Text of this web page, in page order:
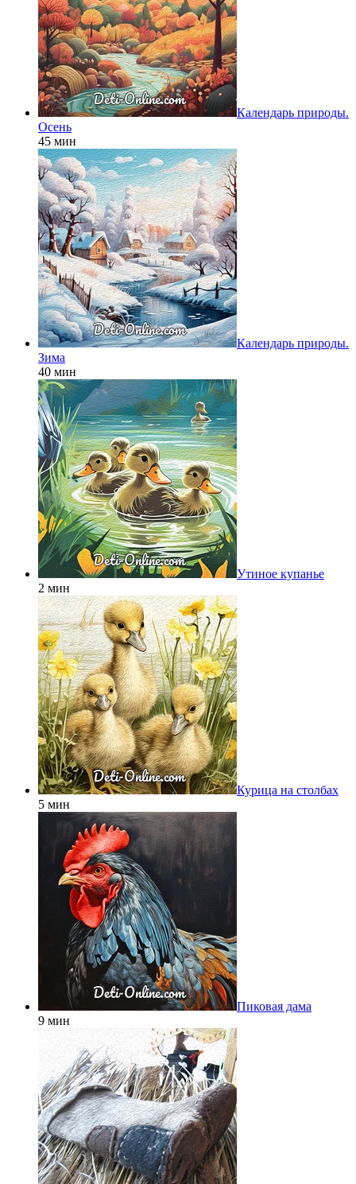
Календарь природы.
Осень
45 мин
Календарь природы.
Зима
40 мин
Утиное купанье
2 мин
Курица на столбах
5 мин
Пиковая дама
9 мин